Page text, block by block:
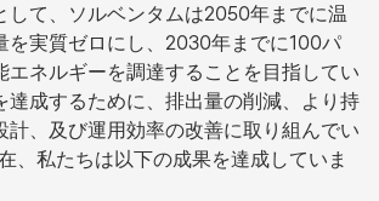
して、ソルベンタムは2050年までに温
を実質ゼロにし、2030年までに100パ
エネルギーを調達することを目指してい
達成するために、排出量の削減、より持
計、及び運用効率の改善に取り組んでい
、私たちは以下の成果を達成していま